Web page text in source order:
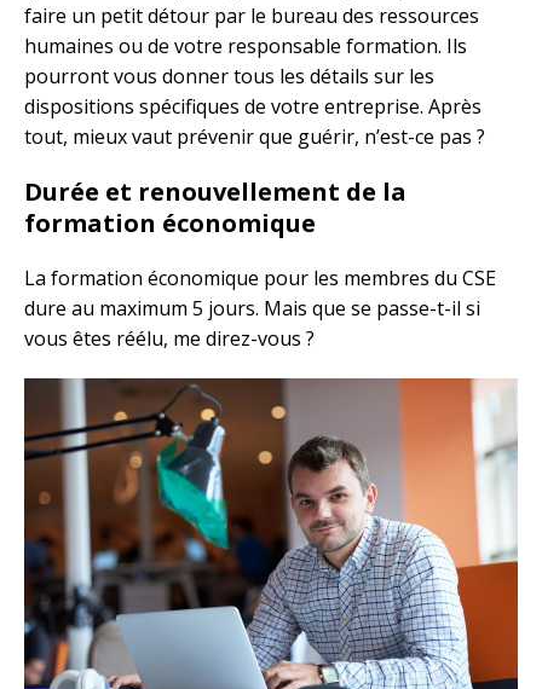
faire un petit détour par le bureau des ressources
humaines ou de votre responsable formation. Ils
pourront vous donner tous les détails sur les
dispositions spécifiques de votre entreprise. Après
tout, mieux vaut prévenir que guérir, n’est-ce pas ?
Durée et renouvellement de la
formation économique
La formation économique pour les membres du CSE
dure au maximum 5 jours. Mais que se passe-t-il si
vous êtes réélu, me direz-vous ?